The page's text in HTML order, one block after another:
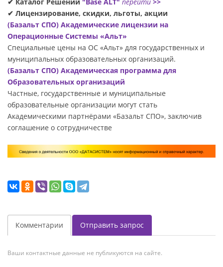
✔ Лицензирование, скидки, льготы, акции
(Базальт СПО) Академические лицензии на
Операционные Системы «Альт»
Специальные цены на ОС «Альт» для государственных и
муниципальных образовательных организаций.
(Базальт СПО) Академическая программа для
Образовательных организаций
Частные, государственные и муниципальные
образовательные организации могут стать
Академическими партнёрами «Базальт СПО», заключив
соглашение о сотрудничестве
Комментарии Отправить запрос
Ваши контактные данные не публикуются на сайте.